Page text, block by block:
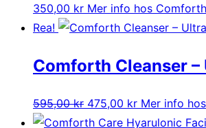
350,00 kr Mer info hos Comforth
Rea!
Comforth Cleanser
595,00kr Det
ursprungliga
475,00 krDet
nuvarande
Mer info